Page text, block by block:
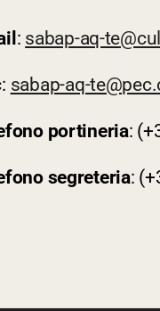
: sabap-aq-
: sabap-aq-
portineria:
segreteria: